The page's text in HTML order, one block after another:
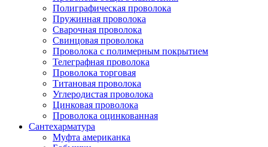
Полиграфическая проволока
Пружинная проволока
Сварочная проволока
Свинцовая проволока
Проволока с полимерным покрытием
Телеграфная проволока
Проволока торговая
Титановая проволока
Углеродистая проволока
Цинковая проволока
Проволока оцинкованная
Сантехарматура
Муфта американка